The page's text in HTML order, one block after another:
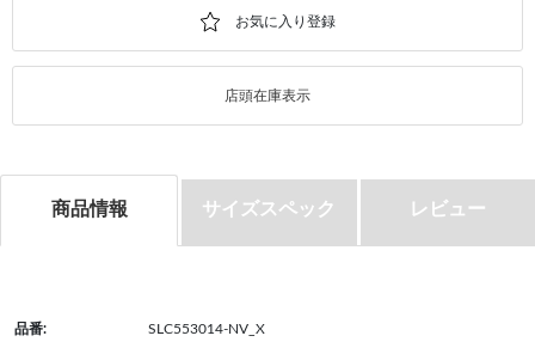
店頭在庫表示
商品情報 サイズスペック レビュー
品番: SLC553014-NV_X